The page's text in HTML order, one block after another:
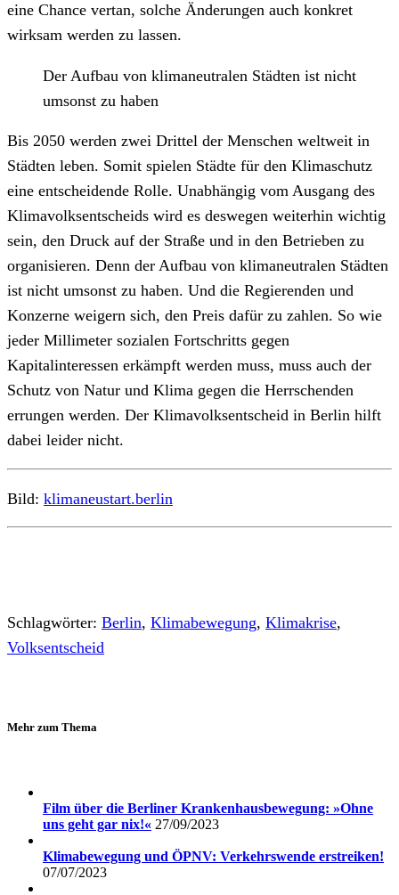
eine Chance vertan, solche Änderungen auch konkret
wirksam werden zu lassen.
Der Aufbau von klimaneutralen Städten ist nicht
umsonst zu haben
Bis 2050 werden zwei Drittel der Menschen weltweit in
Städten leben. Somit spielen Städte für den Klimaschutz
eine entscheidende Rolle. Unabhängig vom Ausgang des
Klimavolksentscheids wird es deswegen weiterhin wichtig
sein, den Druck auf der Straße und in den Betrieben zu
organisieren. Denn der Aufbau von klimaneutralen Städten
ist nicht umsonst zu haben. Und die Regierenden und
Konzerne weigern sich, den Preis dafür zu zahlen. So wie
jeder Millimeter sozialen Fortschritts gegen
Kapitalinteressen erkämpft werden muss, muss auch der
Schutz von Natur und Klima gegen die Herrschenden
errungen werden. Der Klimavolksentscheid in Berlin hilft
dabei leider nicht.
Bild: klimaneustart.berlin
Schlagwörter: Berlin, Klimabewegung, Klimakrise,
Volksentscheid
Mehr zum Thema
Film über die Berliner Krankenhausbewegung: »Ohne
uns geht gar nix!« 27/09/2023
Klimabewegung und ÖPNV: Verkehrswende erstreiken!
07/07/2023